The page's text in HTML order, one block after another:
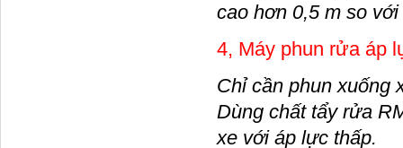
cao hơn 0,5 m so
4, Máy phun rửa áp
Chỉ cần phun xuống
Dùng chất tẩy rửa
xe với áp lực thấp.